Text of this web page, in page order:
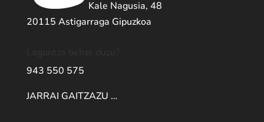
Kale Nagusia, 48
20115 Astigarraga Gipuzkoa
943 550 575
JARRAI GAITZAZU …